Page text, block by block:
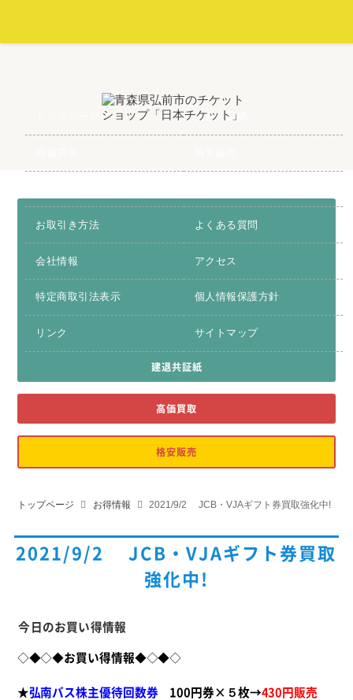
建退共証紙
お取引き方法 よくある質問
会社情報 アクセス
特定商取引法表示 個人情報保護方針
リンク サイトマップ
建退共証紙
高価買取
格安販売
トップページ お得情報 2021/9/2 JCB・VJAギフト券買取強化中!
2021/9/2 JCB・VJAギフト券買取
強化中!
今日のお買い得情報
◇◆◇◆お買い得情報◆◇◆◇
★弘南バス株主優待回数券 100円券×５枚→430円販売